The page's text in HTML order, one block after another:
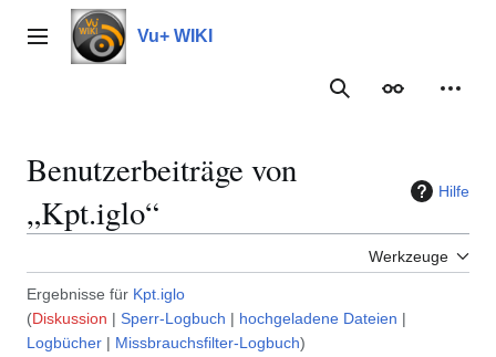
Inhalt
springenHauptmenü Vu+ WIKI
Suche
Benutzerbeiträge von
„Kpt.iglo“
Hilfe
Werkzeuge
Ergebnisse für Kpt.iglo
Diskussion
Sperr-Logbuch
hochgeladene Dateien
Logbücher
Missbrauchsfilter-Logbuch